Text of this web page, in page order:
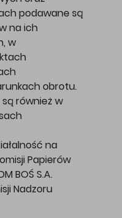
podawane są
na ich
w
obrotu.
również w
na
Papierów
BOŚ S.A.
Nadzoru